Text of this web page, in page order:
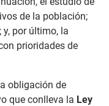
de la población;
por último, la
prioridades de
obligación de
que conlleva la Ley